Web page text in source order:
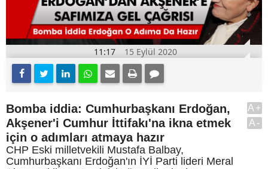
11:17 15 Eylül 2020
Bomba iddia: Cumhurbaşkanı Erdoğan,
Akşener'i Cumhur İttifakı'na ikna etmek
için o adımları atmaya hazır
CHP Eski milletvekili Mustafa Balbay,
Cumhurbaşkanı Erdoğan'ın İYİ Parti lideri Meral
A+
A-